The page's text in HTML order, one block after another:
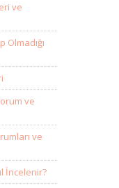
ve
Olmadığı
ve
ve
İncelenir?